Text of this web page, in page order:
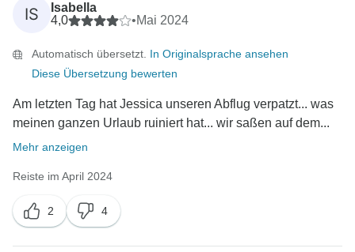
IS
Isabella
4,0
•Mai 2024
Automatisch übersetzt. In Originalsprache ansehen
Diese Übersetzung bewerten
Am letzten Tag hat Jessica unseren Abflug verpatzt... was
meinen ganzen Urlaub ruiniert hat... wir saßen auf dem...
Mehr anzeigen
Reiste im April 2024
2 4